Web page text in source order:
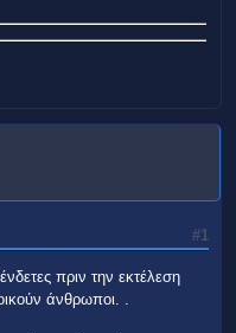
#1
πριν την εκτέλεση
άνθρωποι. .